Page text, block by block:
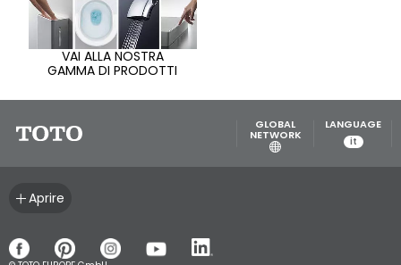
VAI ALLA NOSTRA
GAMMA DI PRODOTTI
GLOBAL
NETWORK
LANGUAGE
it
Aprire